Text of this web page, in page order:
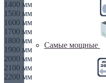
Самые мощные
1400 мм
1500 мм
1600 мм
1700 мм
1800 мм
1900 мм
2000 мм
2100 мм
2200 мм